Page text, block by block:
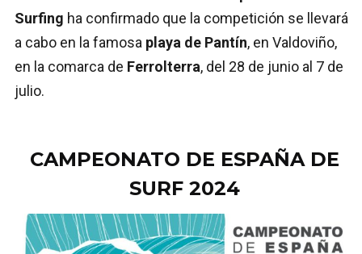
Surfing ha confirmado que la competición se llevará
a cabo en la famosa playa de Pantín, en Valdoviño,
en la comarca de Ferrolterra, del 28 de junio al 7 de
julio.
CAMPEONATO DE ESPAÑA DE
SURF 2024